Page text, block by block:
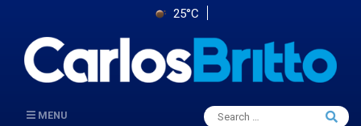
25°C
MENU
Search
for:
Search